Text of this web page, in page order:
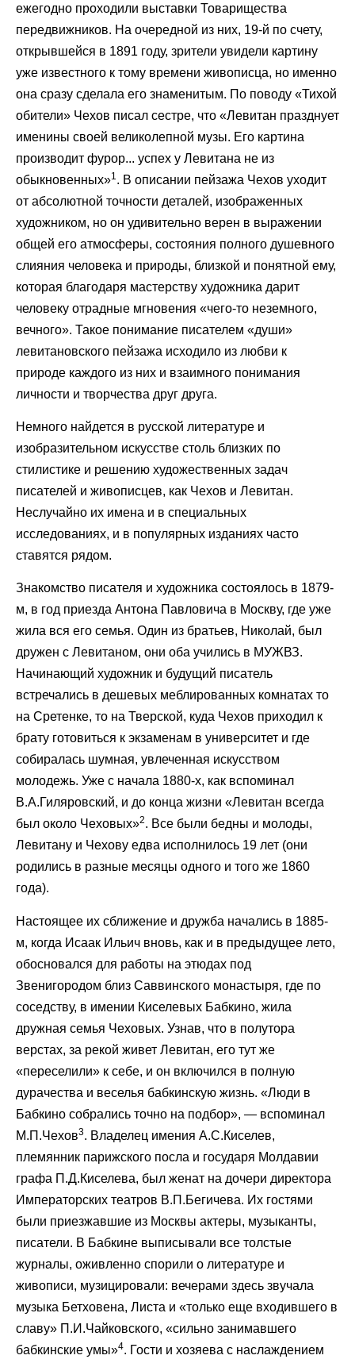
ежегодно проходили выставки Товарищества
передвижников. На очередной из них, 19-й по счету,
открывшейся в 1891 году, зрители увидели картину
уже известного к тому времени живописца, но именно
она сразу сделала его знаменитым. По поводу «Тихой
обители» Чехов писал сестре, что «Левитан празднует
именины своей великолепной музы. Его картина
производит фурор... успех у Левитана не из
обыкновенных»1 . В описании пейзажа Чехов уходит
от абсолютной точности деталей, изображенных
художником, но он удивительно верен в выражении
общей его атмосферы, состояния полного душевного
слияния человека и природы, близкой и понятной ему,
которая благодаря мастерству художника дарит
человеку отрадные мгновения «чего-то неземного,
вечного». Такое понимание писателем «души»
левитановского пейзажа исходило из любви к
природе каждого из них и взаимного понимания
личности и творчества друг друга.
Немного найдется в русской литературе и
изобразительном искусстве столь близких по
стилистике и решению художественных задач
писателей и живописцев, как Чехов и Левитан.
Неслучайно их имена и в специальных
исследованиях, и в популярных изданиях часто
ставятся рядом.
Знакомство писателя и художника состоялось в 1879-
м, в год приезда Антона Павловича в Москву, где уже
жила вся его семья. Один из братьев, Николай, был
дружен с Левитаном, они оба учились в МУЖВЗ.
Начинающий художник и будущий писатель
встречались в дешевых меблированных комнатах то
на Сретенке, то на Тверской, куда Чехов приходил к
брату готовиться к экзаменам в университет и где
собиралась шумная, увлеченная искусством
молодежь. Уже с начала 1880-х, как вспоминал
В.А.Гиляровский, и до конца жизни «Левитан всегда
был около Чеховых»2. Все были бедны и молоды,
Левитану и Чехову едва исполнилось 19 лет (они
родились в разные месяцы одного и того же 1860
года).
Настоящее их сближение и дружба начались в 1885-
м, когда Исаак Ильич вновь, как и в предыдущее лето,
обосновался для работы на этюдах под
Звенигородом близ Саввинского монастыря, где по
соседству, в имении Киселевых Бабкино, жила
дружная семья Чеховых. Узнав, что в полутора
верстах, за рекой живет Левитан, его тут же
«переселили» к себе, и он включился в полную
дурачества и веселья бабкинскую жизнь. «Люди в
Бабкино собрались точно на подбор», — вспоминал
М.П.Чехов3. Владелец имения А.С.Киселев,
племянник парижского посла и государя Молдавии
графа П.Д.Киселева, был женат на дочери директора
Императорских театров В.П.Бегичева. Их гостями
были приезжавшие из Москвы актеры, музыканты,
писатели. В Бабкине выписывали все толстые
журналы, оживленно спорили о литературе и
живописи, музицировали: вечерами здесь звучала
музыка Бетховена, Листа и «только еще входившего в
славу» П.И.Чайковского, «сильно занимавшего
бабкинские умы»4. Гости и хозяева с наслаждением